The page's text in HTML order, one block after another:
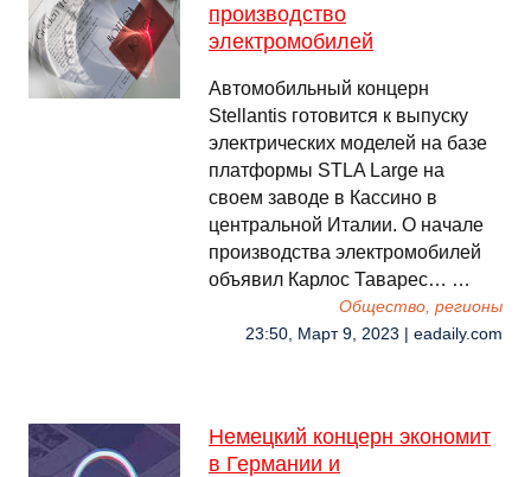
производство
электромобилей
Автомобильный концерн
Stellantis готовится к выпуску
электрических моделей на базе
платформы STLA Large на
своем заводе в Кассино в
центральной Италии. О начале
производства электромобилей
объявил Карлос Таварес… …
Общество, регионы
23:50, Март 9, 2023 | eadaily.com
Немецкий концерн экономит
в Германии и